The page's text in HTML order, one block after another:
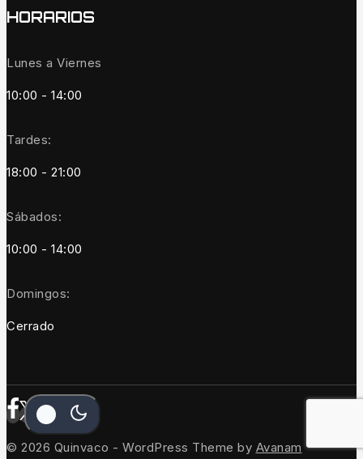
HORARIOS
Lunes a Viernes
10:00 - 14:00
Tardes:
18:00 - 21:00
Sábados:
10:00 - 14:00
Domingos:
Cerrado
© 2026 Quinvaco - WordPress Theme by Avanam